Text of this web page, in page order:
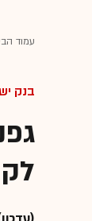
עמוד
בנק